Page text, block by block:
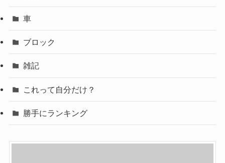
車
ブロック
雑記
これって自分だけ？
勝手にランキング